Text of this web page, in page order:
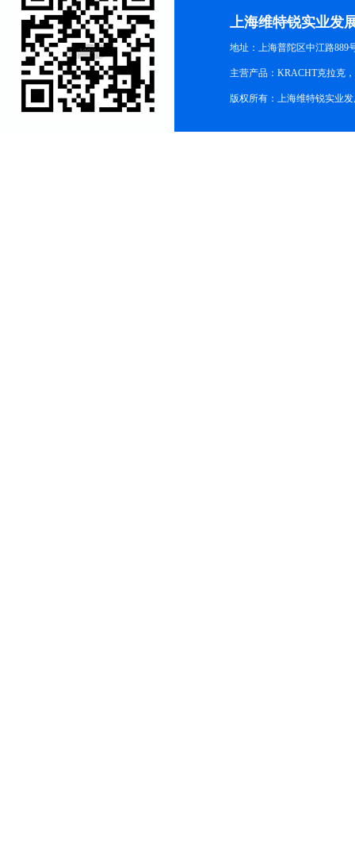
上海维特锐实业发
地址：上海普陀区中江路889
主营产品：KRACHT克拉克
版权所有：上海维特锐实业